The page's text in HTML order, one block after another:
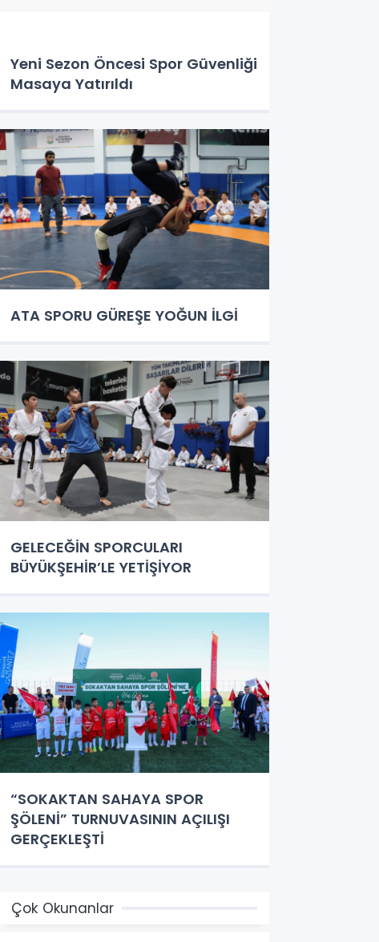
Yeni Sezon Öncesi Spor Güvenliği
Masaya Yatırıldı
ATA SPORU GÜREŞE YOĞUN İLGİ
GELECEĞİN SPORCULARI
BÜYÜKŞEHİR’LE YETİŞİYOR
“SOKAKTAN SAHAYA SPOR
ŞÖLENİ” TURNUVASININ AÇILIŞI
GERÇEKLEŞTİ
Çok Okunanlar